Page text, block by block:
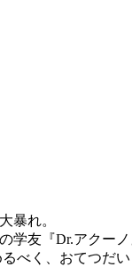
暴れ。
学友『Dr.アクーノ
べく、おてつだ